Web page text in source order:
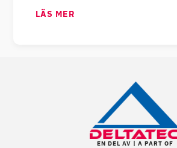
LÄS MER
EN DEL AV | A PART OF